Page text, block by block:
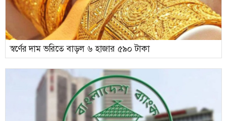
স্বর্ণের দাম ভরিতে বাড়ল ৬ হাজার ৫৯০ টাকা